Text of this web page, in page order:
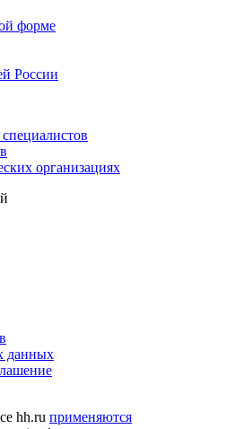
форме
России
организациях
данных
hh.ru применяются